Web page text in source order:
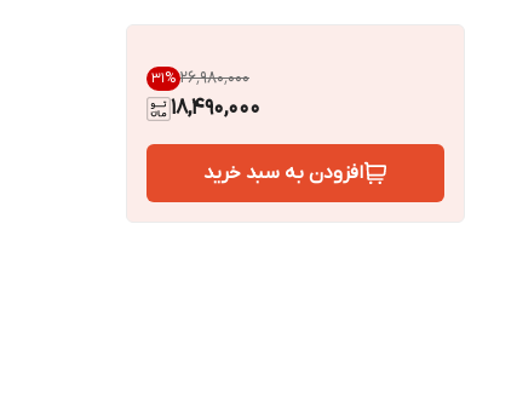
۲۶٬۹۸۰٬۰۰۰ 31%
18,490,000
افزودن به سبد خرید